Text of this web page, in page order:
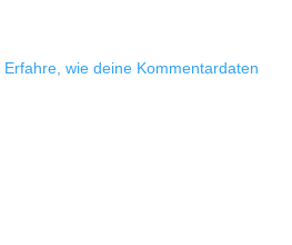
Erfahre, wie deine Kommentardaten